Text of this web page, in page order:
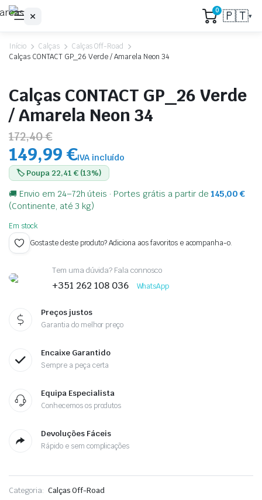
0 🇵🇹▾
Início Calças
Calças Off-Road
Calças CONTACT GP_26 Verde / Amarela Neon 34
Calças CONTACT GP_26 Verde
/ Amarela Neon 34
172,40 €
149,99 €IVA incluído
🏷️ Poupa 22,41 € (13%)
🚚 Envio em 24–72h úteis · Portes grátis a partir de145,00 €
(Continente, até 3 kg)
Em stock
Gostaste deste produto? Adiciona aos favoritos e acompanha-o.
Tem uma dúvida? Fala connosco
+351 262 108 036 WhatsApp
Preços justos
Garantia do melhor preço
Encaixe Garantido
Sempre a peça certa
Equipa Especialista
Conhecemos os produtos
Devoluções Fáceis
Rápido e sem complicações
Categoria: Calças Off-Road